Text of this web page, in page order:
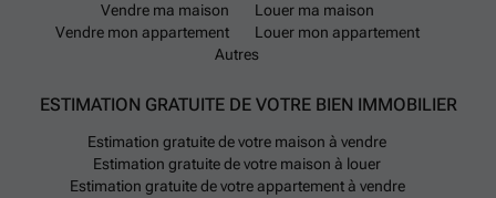
Vendre ma maison
Louer ma maison
Vendre mon appartement
Louer mon appartement
Autres
ESTIMATION GRATUITE DE VOTRE BIEN IMMOBILIER
Estimation gratuite de votre maison à vendre
Estimation gratuite de votre maison à louer
Estimation gratuite de votre appartement à vendre